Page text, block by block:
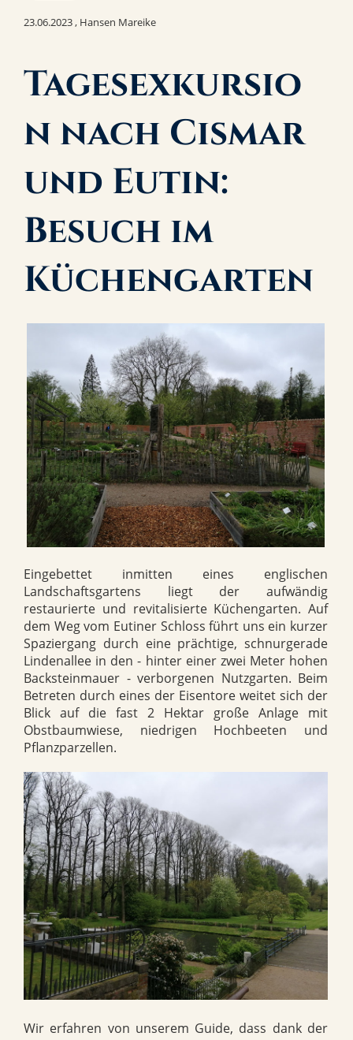
23.06.2023, Hansen Mareike
Tagesexkursio
n nach Cismar
und Eutin:
Besuch im
Küchengarten
Eingebettet inmitten eines englischen
Landschaftsgartens liegt der aufwändig
restaurierte und revitalisierte Küchengarten. Auf
dem Weg vom Eutiner Schloss führt uns ein kurzer
Spaziergang durch eine prächtige, schnurgerade
Lindenallee in den - hinter einer zwei Meter hohen
Backsteinmauer - verborgenen Nutzgarten. Beim
Betreten durch eines der Eisentore weitet sich der
Blick auf die fast 2 Hektar große Anlage mit
Obstbaumwiese, niedrigen Hochbeeten und
Pflanzparzellen.
Wir erfahren von unserem Guide, dass dank der